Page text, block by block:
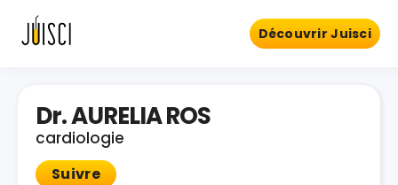
Découvrir Juisci
Dr. AURELIA ROS
cardiologie
Suivre